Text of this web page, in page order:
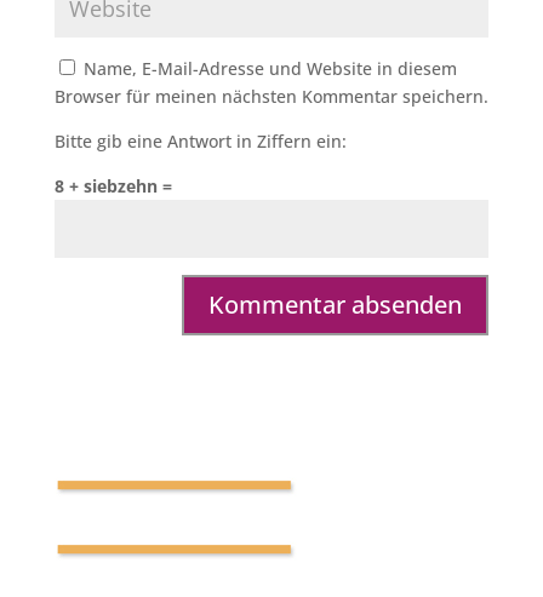
Name, E-Mail-Adresse und Website in diesem
Browser für meinen nächsten Kommentar speichern.
Bitte gib eine Antwort in Ziffern ein:
8 + siebzehn =